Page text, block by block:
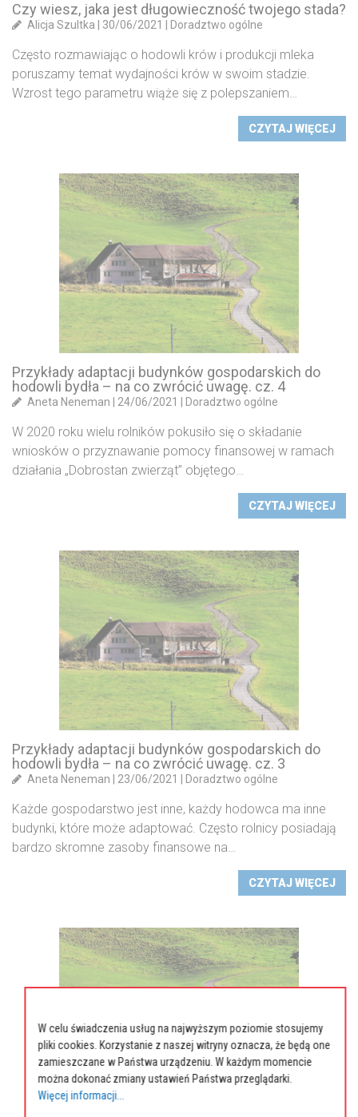
Czy wiesz, jaka jest długowieczność twojego stada?
Alicja Szultka 30/06/2021 Doradztwo ogólne
Często rozmawiając o hodowli krów i produkcji mleka
poruszamy temat wydajności krów w swoim stadzie.
Wzrost tego parametru wiąże się z polepszaniem…
CZYTAJ WIĘCEJ
Przykłady adaptacji budynków gospodarskich do
hodowli bydła – na co zwrócić uwagę. cz. 4
Aneta Neneman 24/06/2021 Doradztwo ogólne
W 2020 roku wielu rolników pokusiło się o składanie
wniosków o przyznawanie pomocy finansowej w ramach
działania „Dobrostan zwierząt” objętego…
CZYTAJ WIĘCEJ
Przykłady adaptacji budynków gospodarskich do
hodowli bydła – na co zwrócić uwagę. cz. 3
Aneta Neneman 23/06/2021 Doradztwo ogólne
Każde gospodarstwo jest inne, każdy hodowca ma inne
budynki, które może adaptować. Często rolnicy posiadają
bardzo skromne zasoby finansowe na…
CZYTAJ WIĘCEJ
W celu świadczenia usług na najwyższym poziomie stosujemy
pliki cookies. Korzystanie z naszej witryny oznacza, że będą one
zamieszczane w Państwa urządzeniu. W każdym momencie
można dokonać zmiany ustawień Państwa przeglądarki.
Więcej informacji...